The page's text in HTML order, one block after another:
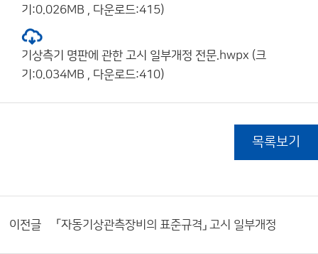
기:0.026MB , 다운로드:415)
기상측기 명판에 관한 고시 일부개정 전문.hwpx (크
기:0.034MB , 다운로드:410)
목록보기
이전글 「자동기상관측장비의 표준규격」 고시 일부개정